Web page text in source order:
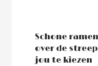
Schone
over de
jou te kiezen